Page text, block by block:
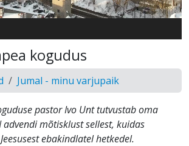
kogudus
Jumal - minu varjupaik
pastor Ivo Unt tutvustab oma
advendi mõtisklust sellest, kuidas
ebakindlatel hetkedel.